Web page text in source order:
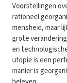
Voorstellingen
rationeel
mensheid, maar
grote
en
utopie is een
manier is